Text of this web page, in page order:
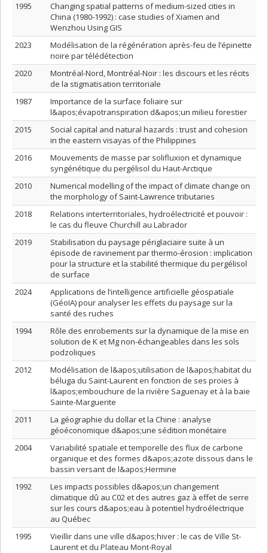
1995
Changing spatial patterns of medium-sized cities in
China (1980-1992) : case studies of Xiamen and
Wenzhou Using GIS
2023
Modélisation de la régénération après-feu de l’épinette
noire par télédétection
2020
Montréal-Nord, Montréal-Noir : les discours et les récits
de la stigmatisation territoriale
1987
Importance de la surface foliaire sur
l&apos;évapotranspiration d&apos;un milieu forestier
2015
Social capital and natural hazards : trust and cohesion
in the eastern visayas of the Philippines
2016
Mouvements de masse par solifluxion et dynamique
syngénétique du pergélisol du Haut-Arctique
2010
Numerical modelling of the impact of climate change on
the morphology of Saint-Lawrence tributaries
2018
Relations interterritoriales, hydroélectricité et pouvoir :
le cas du fleuve Churchill au Labrador
2019
Stabilisation du paysage périglaciaire suite à un
épisode de ravinement par thermo-érosion : implication
pour la structure et la stabilité thermique du pergélisol
de surface
2024
Applications de l’intelligence artificielle géospatiale
(GéoIA) pour analyser les effets du paysage sur la
santé des ruches
1994
Rôle des enrobements sur la dynamique de la mise en
solution de K et Mg non-échangeables dans les sols
podzoliques
2012
Modélisation de l&apos;utilisation de l&apos;habitat du
béluga du Saint-Laurent en fonction de ses proies à
l&apos;embouchure de la rivière Saguenay et à la baie
Sainte-Marguerite
2011
La géographie du dollar et la Chine : analyse
géoéconomique d&apos;une sédition monétaire
2004
Variabilité spatiale et temporelle des flux de carbone
organique et des formes d&apos;azote dissous dans le
bassin versant de l&apos;Hermine
1992
Les impacts possibles d&apos;un changement
climatique dû au C02 et des autres gaz à effet de serre
sur les cours d&apos;eau à potentiel hydroélectrique
au Québec
1995
Vieillir dans une ville d&apos;hiver : le cas de Ville St-
Laurent et du Plateau Mont-Royal